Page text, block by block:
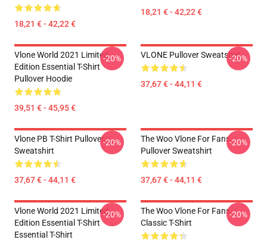
18,21 € - 42,22 €
18,21 € - 42,22 €
Vlone World 2021 Limited
Edition Essential T-Shirt
Pullover Hoodie
39,51 € - 45,95 €
-20% VLONE Pullover Sweatshirt
37,67 € - 44,11 €
-20%
Vlone PB T-Shirt Pullover
Sweatshirt
37,67 € - 44,11 €
-20%
The Woo Vlone For Fans
Pullover Sweatshirt
37,67 € - 44,11 €
-20%
Vlone World 2021 Limited
Edition Essential T-Shirt
Essential T-Shirt
-20%
The Woo Vlone For Fans
Classic T-Shirt
-20%